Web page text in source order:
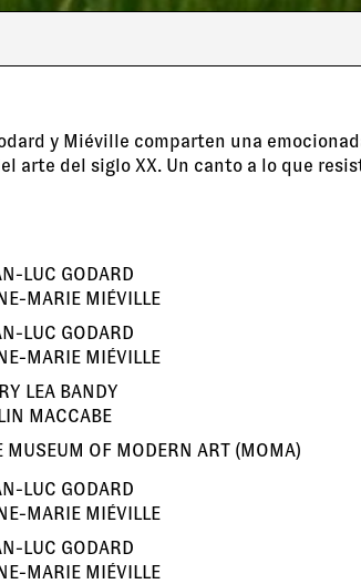
y Miéville comparten una
arte del siglo XX. Un canto a lo que
LUC GODARD
MARIE MIÉVILLE
LUC GODARD
MARIE MIÉVILLE
LEA BANDY
MACCABE
MUSEUM OF MODERN ART (MOMA)
LUC GODARD
MARIE MIÉVILLE
LUC GODARD
MARIE MIÉVILLE